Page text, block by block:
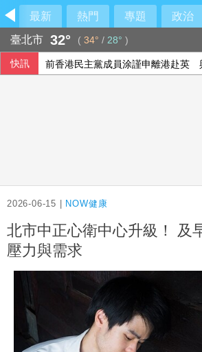
最新 熱門 專題 政治
臺北市 32° ( 34° / 28° )
快訊 前香港民主黨成員涂謹申離港赴英
2026-06-15 | NOW健康
北市中正心衛中心升級！ 及
壓力與需求